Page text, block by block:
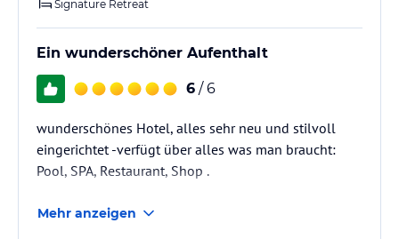
Signature Retreat
Ein wunderschöner Aufenthalt
6 / 6
wunderschönes Hotel, alles sehr neu und stilvoll
eingerichtet -verfügt über alles was man braucht:
Pool, SPA, Restaurant, Shop .
Mehr anzeigen